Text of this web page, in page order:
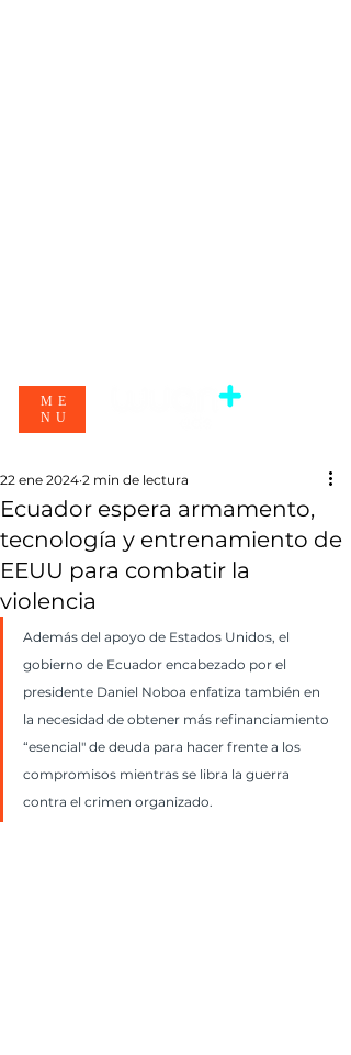
ME
NU
Ecuador espera armamento,
tecnología y entrenamiento de
EEUU para combatir la
violencia
22 ene 2024 2 min de lectura
Además del apoyo de Estados Unidos, el
gobierno de Ecuador encabezado por el
presidente Daniel Noboa enfatiza también en
la necesidad de obtener más refinanciamiento
“esencial" de deuda para hacer frente a los
compromisos mientras se libra la guerra
contra el crimen organizado.